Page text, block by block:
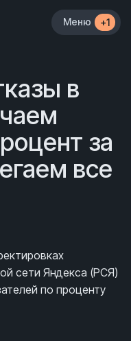
Меню +1
в
за
все
сети Яндекса (РСЯ)
по проценту